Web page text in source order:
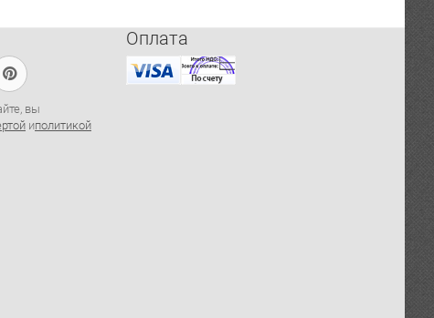
вы
иполитикой
Оплата